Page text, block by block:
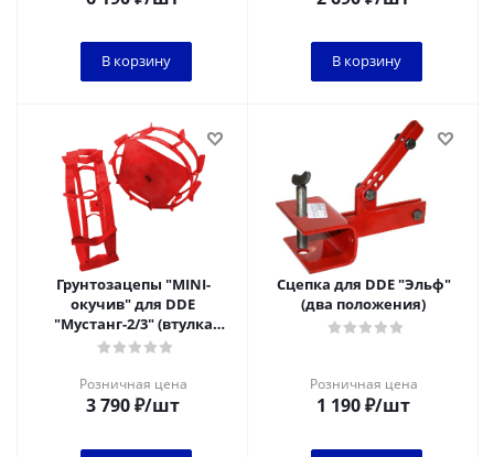
В корзину В корзину
Грунтозацепы "MINI-
окучив" для DDE
"Мустанг-2/3" (втулка
внутр. ф=28мм, ф=340мм
Розничная цена
3 790₽/шт
Сцепка для DDE "Эльф"
(два положения)
Розничная цена
1 190₽/шт